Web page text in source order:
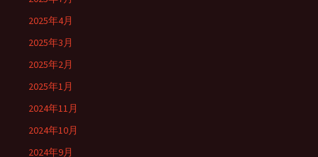
2025年4月
2025年3月
2025年2月
2025年1月
2024年11月
2024年10月
2024年9月